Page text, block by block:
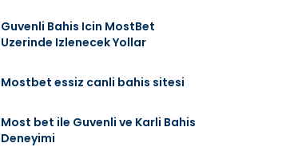
Guvenli Bahis Icin MostBet
Uzerinde Izlenecek Yollar
Mostbet essiz canli bahis sitesi
Most bet ile Guvenli ve Karli Bahis
Deneyimi